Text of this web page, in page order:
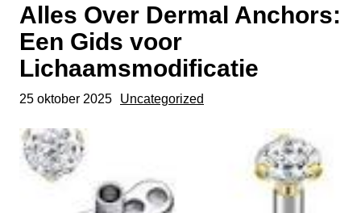
Alles Over Dermal Anchors:
Een Gids voor
Lichaamsmodificatie
25 oktober 2025 Uncategorized